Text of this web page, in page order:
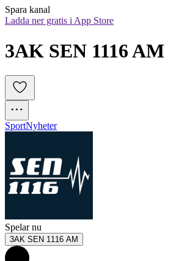
Spara kanal
Ladda ner gratis i App Store
3AK SEN 1116 AM
SportNyheter
Spelar nu
3AK SEN 1116 AM